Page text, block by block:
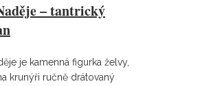
– tantrický
je kamenná figurka želvy,
krunýři ručně drátovaný